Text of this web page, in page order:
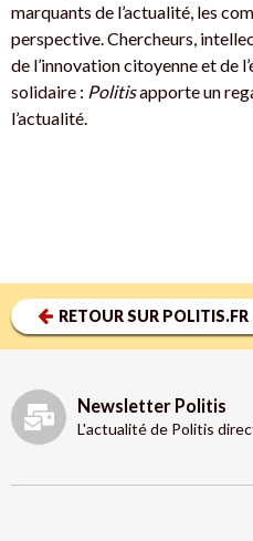
marquants de l’actualité, les
perspective. Chercheurs,
de l’innovation citoyenne et de
solidaire : Politisapporte un
l’actualité.
RETOUR SUR POLITIS.FR
Newsletter Politis
L'actualité de Politis